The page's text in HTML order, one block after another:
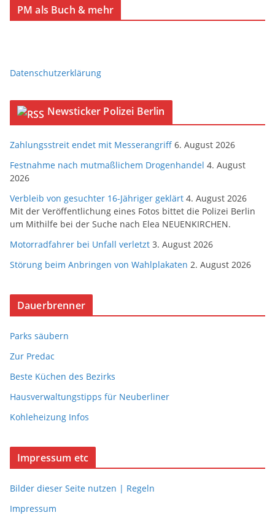
PM als Buch & mehr
Datenschutzerklärung
Newsticker Polizei Berlin
Zahlungsstreit endet mit Messerangriff 6. August 2026
Festnahme nach mutmaßlichem Drogenhandel 4. August
2026
Verbleib von gesuchter 16-Jähriger geklärt 4. August 2026
Mit der Veröffentlichung eines Fotos bittet die Polizei Berlin
um Mithilfe bei der Suche nach Elea NEUENKIRCHEN.
Motorradfahrer bei Unfall verletzt 3. August 2026
Störung beim Anbringen von Wahlplakaten 2. August 2026
Dauerbrenner
Parks säubern
Zur Predac
Beste Küchen des Bezirks
Hausverwaltungstipps für Neuberliner
Kohleheizung Infos
Impressum etc
Bilder dieser Seite nutzen | Regeln
Impressum